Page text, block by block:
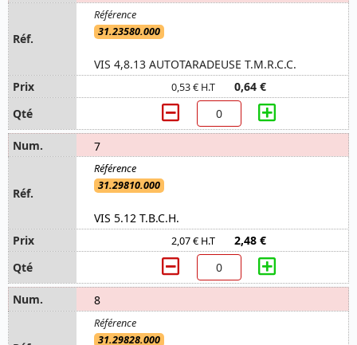
31.23580.000
VIS 4,8.13 AUTOTARADEUSE T.M.R.C.C.
0,53 € H.T 0,64 €
7
31.29810.000
VIS 5.12 T.B.C.H.
2,07 € H.T 2,48 €
8
31.29828.000